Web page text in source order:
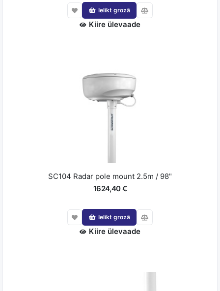
Ielikt grozā
Kiire ülevaade
SC104 Radar pole mount 2.5m / 98"
1624,40 €
Ielikt grozā
Kiire ülevaade